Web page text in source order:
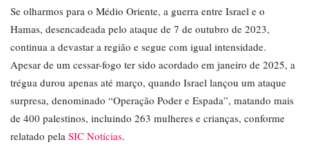
Se olharmos para o Médio Oriente, a guerra entre Israel e o
Hamas, desencadeada pelo ataque de 7 de outubro de 2023,
continua a devastar a região e segue com igual intensidade.
Apesar de um cessar-fogo ter sido acordado em janeiro de 2025, a
trégua durou apenas até março, quando Israel lançou um ataque
surpresa, denominado “Operação Poder e Espada”, matando mais
de 400 palestinos, incluindo 263 mulheres e crianças, conforme
relatado pela SIC Notícias.